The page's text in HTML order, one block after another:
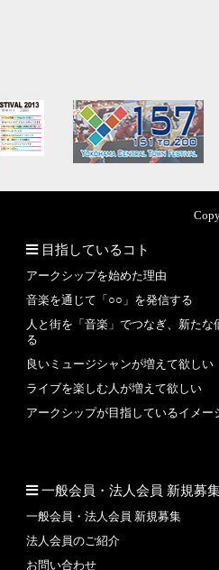
目指しているコト
アークシップを始めた理由
音楽を通じて「○○」を発信する
人と街を「音楽」でつなぎ、新たな
る
良いミュージシャンが増えて欲しい
ライブを楽しむ人が増えて欲しい
アークシップが目指しているイメー
一般会員・法人会員 新規募
一般会員・法人会員 新規募集
法人会員のご紹介
お問い合わせ